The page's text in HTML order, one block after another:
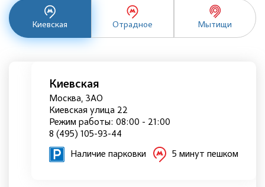
Киевская Отрадное Мытищи
Киевская
Москва, ЗАО
Киевская улица 22
Режим работы: 08:00 - 21:00
8 (495) 105-93-44
Наличие парковки 5 минут пешком